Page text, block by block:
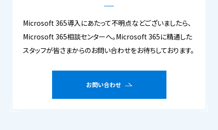
Microsoft 365導入にあたって不明点などございましたら、
Microsoft 365相談センターへ。Microsoft 365に精通した
スタッフが皆さまからのお問い合わせをお待ちしております。
お問い合わせ